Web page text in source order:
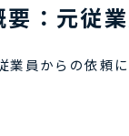
：元従
員からの依頼